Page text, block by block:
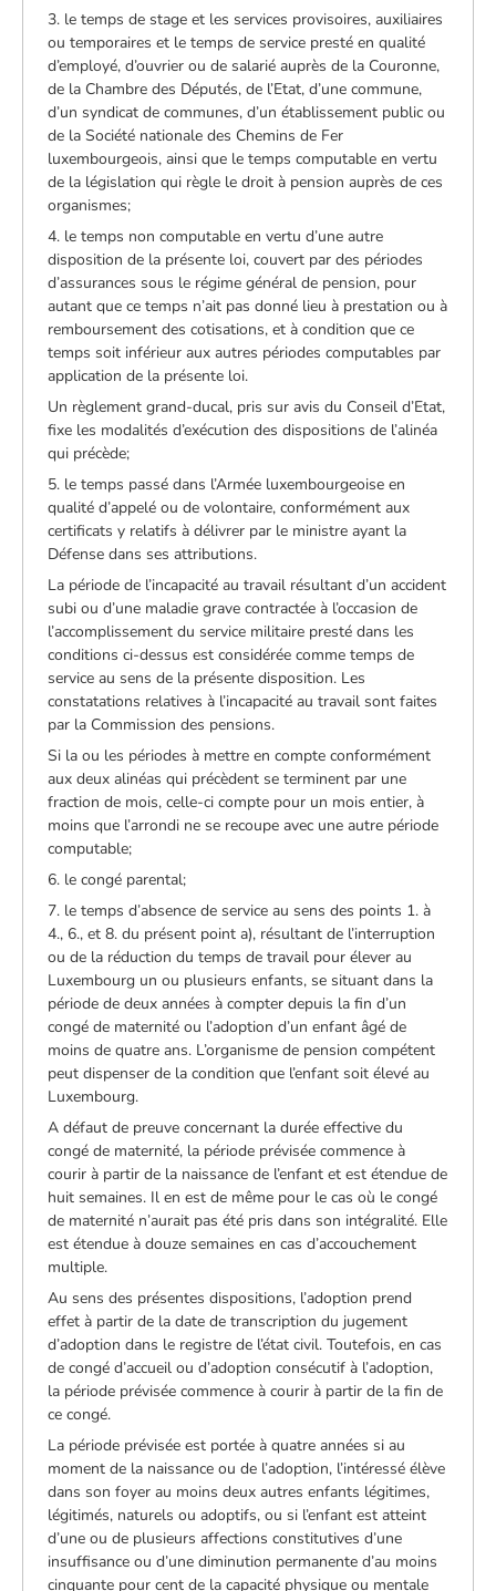
3. le temps de stage et les services provisoires, auxiliaires
ou temporaires et le temps de service presté en qualité
d’employé, d’ouvrier ou de salarié auprès de la Couronne,
de la Chambre des Députés, de l’Etat, d’une commune,
d’un syndicat de communes, d’un établissement public ou
de la Société nationale des Chemins de Fer
luxembourgeois, ainsi que le temps computable en vertu
de la législation qui règle le droit à pension auprès de ces
organismes;
4. le temps non computable en vertu d’une autre
disposition de la présente loi, couvert par des périodes
d’assurances sous le régime général de pension, pour
autant que ce temps n’ait pas donné lieu à prestation ou à
remboursement des cotisations, et à condition que ce
temps soit inférieur aux autres périodes computables par
application de la présente loi.
Un règlement grand-ducal, pris sur avis du Conseil d’Etat,
fixe les modalités d’exécution des dispositions de l’alinéa
qui précède;
5. le temps passé dans l’Armée luxembourgeoise en
qualité d’appelé ou de volontaire, conformément aux
certificats y relatifs à délivrer par le ministre ayant la
Défense dans ses attributions.
La période de l’incapacité au travail résultant d’un accident
subi ou d’une maladie grave contractée à l’occasion de
l’accomplissement du service militaire presté dans les
conditions ci-dessus est considérée comme temps de
service au sens de la présente disposition. Les
constatations relatives à l’incapacité au travail sont faites
par la Commission des pensions.
Si la ou les périodes à mettre en compte conformément
aux deux alinéas qui précèdent se terminent par une
fraction de mois, celle-ci compte pour un mois entier, à
moins que l’arrondi ne se recoupe avec une autre période
computable;
6. le congé parental;
7. le temps d’absence de service au sens des points 1. à
4., 6., et 8. du présent point a), résultant de l’interruption
ou de la réduction du temps de travail pour élever au
Luxembourg un ou plusieurs enfants, se situant dans la
période de deux années à compter depuis la fin d’un
congé de maternité ou l’adoption d’un enfant âgé de
moins de quatre ans. L’organisme de pension compétent
peut dispenser de la condition que l’enfant soit élevé au
Luxembourg.
A défaut de preuve concernant la durée effective du
congé de maternité, la période prévisée commence à
courir à partir de la naissance de l’enfant et est étendue de
huit semaines. Il en est de même pour le cas où le congé
de maternité n’aurait pas été pris dans son intégralité. Elle
est étendue à douze semaines en cas d’accouchement
multiple.
Au sens des présentes dispositions, l’adoption prend
effet à partir de la date de transcription du jugement
d’adoption dans le registre de l’état civil. Toutefois, en cas
de congé d’accueil ou d’adoption consécutif à l’adoption,
la période prévisée commence à courir à partir de la fin de
ce congé.
La période prévisée est portée à quatre années si au
moment de la naissance ou de l’adoption, l’intéressé élève
dans son foyer au moins deux autres enfants légitimes,
légitimés, naturels ou adoptifs, ou si l’enfant est atteint
d’une ou de plusieurs affections constitutives d’une
insuffisance ou d’une diminution permanente d’au moins
cinquante pour cent de la capacité physique ou mentale